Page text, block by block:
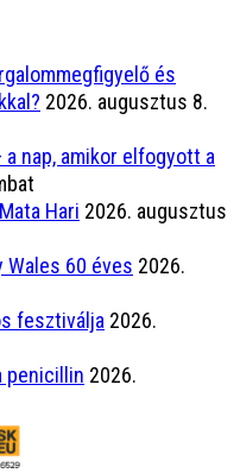
és
2026. augusztus 8.
nap, amikor elfogyott a
Hari 2026. augusztus
Wales 60 éves 2026.
fesztiválja 2026.
penicillin 2026.